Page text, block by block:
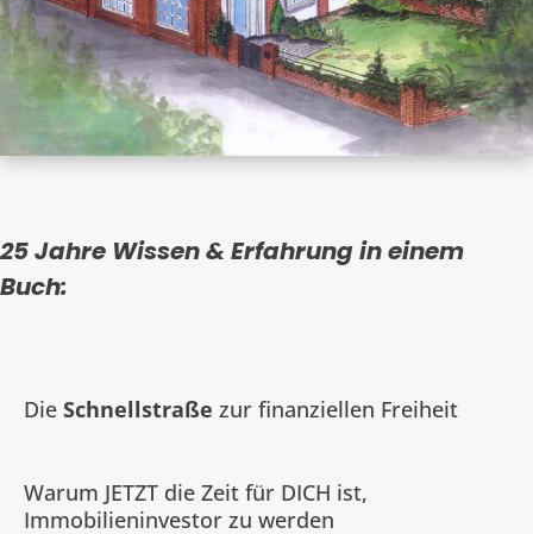
25 Jahre Wissen & Erfahrung in einem
Buch:
Die Schnellstraße zur finanziellen Freiheit
Warum JETZT die Zeit für DICH ist,
Immobilieninvestor zu werden